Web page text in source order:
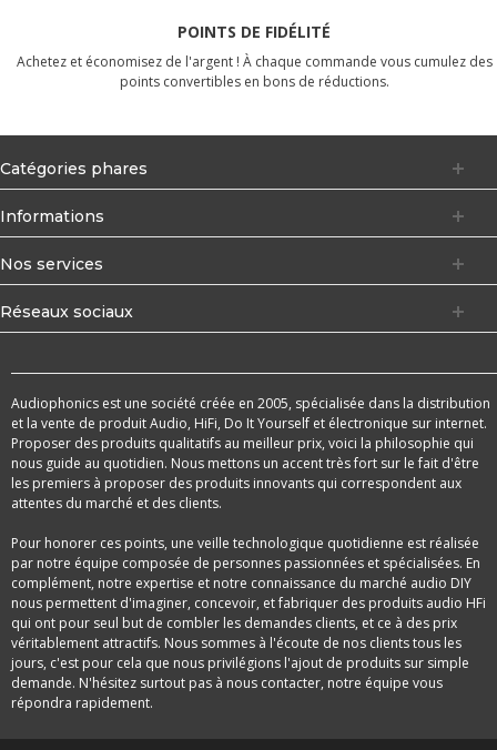
POINTS DE FIDÉLITÉ
Achetez et économisez de l'argent ! À chaque commande vous cumulez des
points convertibles en bons de réductions.
Catégories phares
Informations
Nos services
Réseaux sociaux
Audiophonics est une société créée en 2005, spécialisée dans la distribution
et la vente de produit Audio, HiFi, Do It Yourself et électronique sur internet.
Proposer des produits qualitatifs au meilleur prix, voici la philosophie qui
nous guide au quotidien. Nous mettons un accent très fort sur le fait d'être
les premiers à proposer des produits innovants qui correspondent aux
attentes du marché et des clients.
Pour honorer ces points, une veille technologique quotidienne est réalisée
par notre équipe composée de personnes passionnées et spécialisées. En
complément, notre expertise et notre connaissance du marché audio DIY
nous permettent d'imaginer, concevoir, et fabriquer des produits audio HFi
qui ont pour seul but de combler les demandes clients, et ce à des prix
véritablement attractifs. Nous sommes à l'écoute de nos clients tous les
jours, c'est pour cela que nous privilégions l'ajout de produits sur simple
demande. N'hésitez surtout pas à nous contacter, notre équipe vous
répondra rapidement.